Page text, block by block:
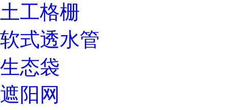
土工格栅
软式透水管
生态袋
遮阳网